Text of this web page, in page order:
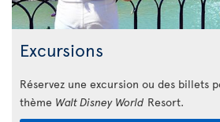
Excursions
Réservez une excursion ou des billets
thème Walt Disney World Resort.